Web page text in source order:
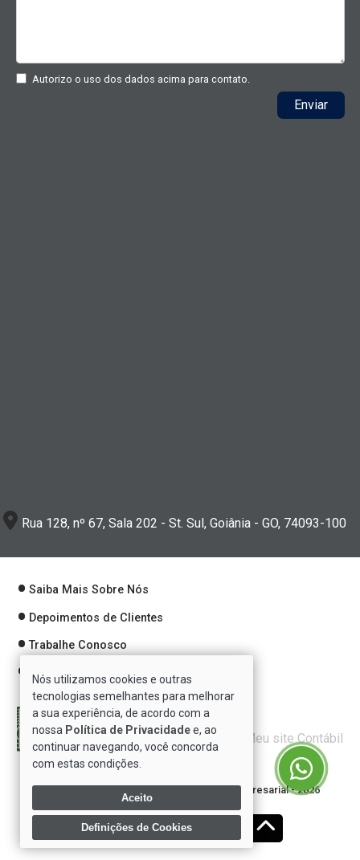
Autorizo o uso dos dados acima para contato.
Enviar
Rua 128, nº 67, Sala 202 - St. Sul, Goiânia - GO, 74093-100
Saiba Mais Sobre Nós
Depoimentos de Clientes
Trabalhe Conosco
Política de Privacidade
Verificada por
Direitos reservados à Se7e Consultoria Empresarial - 2026
Nós utilizamos cookies e outras
tecnologias semelhantes para melhorar
a sua experiência, de acordo com a
nossa Política de Privacidadee, ao
continuar navegando, você concorda
com estas condições.
Aceito
Definições de Cookies